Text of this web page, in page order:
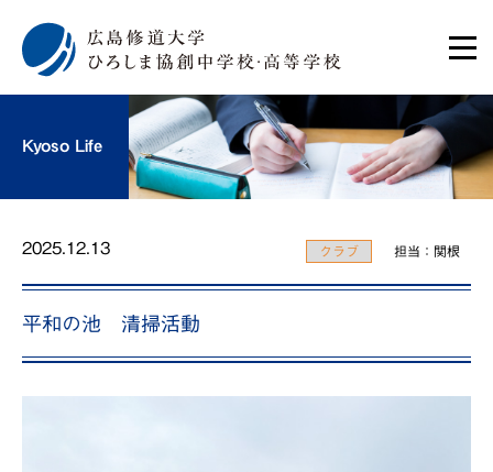
Kyoso Life
2025.12.13 クラブ 担当：関根
平和の池 清掃活動